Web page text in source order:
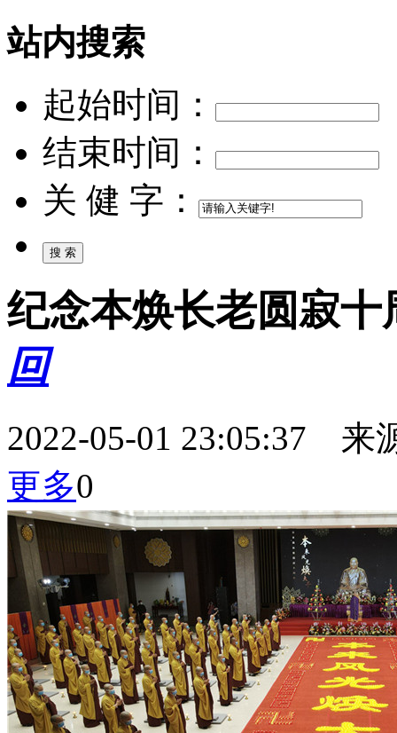
站内搜索
起始时间：
结束时间：
关 健 字：
纪念本焕长老圆寂
回
2022-05-01 23:05:37
更多0